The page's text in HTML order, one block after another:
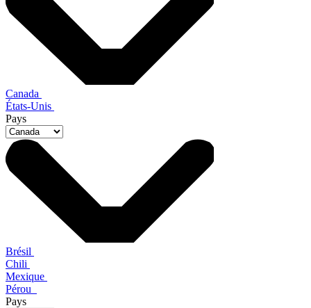
Canada
États-Unis
Pays
Brésil
Chili
Mexique
Pérou
Pays